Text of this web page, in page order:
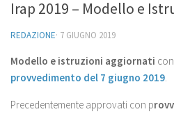
Irap 2019 – Modello e
REDAZIONE· 7 GIUGNO 2019
Modello e istruzioni aggiornati
provvedimento del 7 giugno 2019.
Precedentemente approvati con p